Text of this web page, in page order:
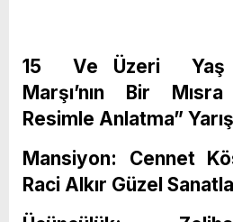
15 Ve Üzeri Yaş
Marşı’nın Bir
Resimle Anlatma”
Mansiyon: Cennet
Raci Alkır Güzel